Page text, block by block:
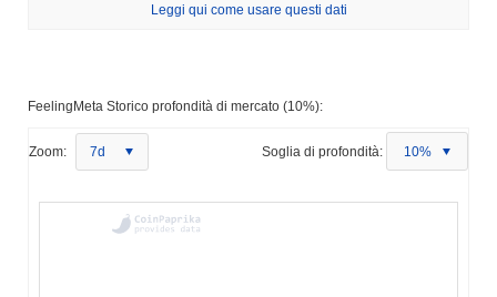
Leggi qui come usare questi dati
FeelingMeta Storico profondità di mercato (10%):
Zoom: 7d Soglia di profondità: 10%